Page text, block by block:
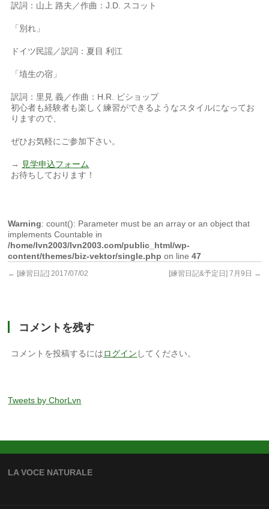
訳詞：山上 路夫／作曲：J.D. スコット
「別れ」
ドイツ民謡／訳詞：夏目 利江
「埴生の宿」
訳詞：里見 義／作曲：H.R. ビショップ
初心者も経験者も楽しく練習ができるようなスタイルになってお
りますので、
ぜひお気軽にご参加下さい。
→
見学申込フォーム
お待ちしております！
Warning: count(): Parameter must be an array or an object that
implements Countable in
/home/lvn2003/lvn2003.com/public_html/wp-
content/themes/biz-vektor/single.php on line47
← [練習日記] 2017/07/02 [練習日記&予定日] 7月9日 →
コメントを残す
コメントを投稿するにはログイン してください。
Tweets by ChorLvn
LA VOCE NATURALE